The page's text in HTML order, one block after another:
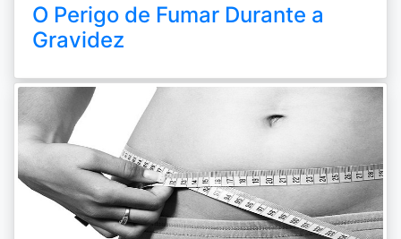
O Perigo de Fumar Durante a
Gravidez